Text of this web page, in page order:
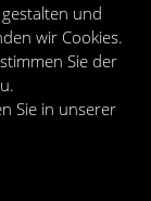
und
wir Cookies.
Sie der
Sie in unserer